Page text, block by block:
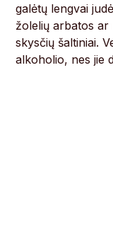
galėtų lengvai
žolelių arbatos ar
skysčių šaltiniai.
alkoholio, nes jie